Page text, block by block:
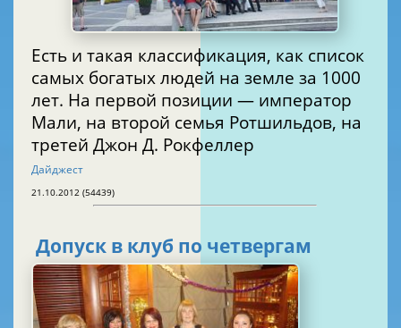
Есть и такая классификация, как список
самых богатых людей на земле за 1000
лет. На первой позиции — император
Мали, на второй семья Ротшильдов, на
третей Джон Д. Рокфеллер
Дайджест
21.10.2012 (54439)
Допуск в клуб по четвергам